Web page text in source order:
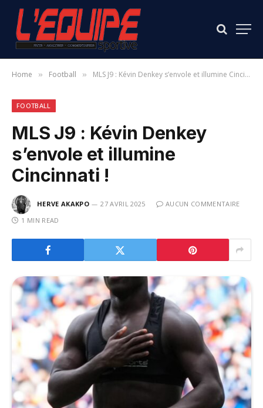
Home » Football » MLS J9 : Kévin Denkey s’envole et illumine Cincinnati !
FOOTBALL
MLS J9 : Kévin Denkey
s’envole et illumine
Cincinnati !
HERVE AKAKPO 27 AVRIL 2025
AUCUN COMMENTAIRE
1 MIN READ